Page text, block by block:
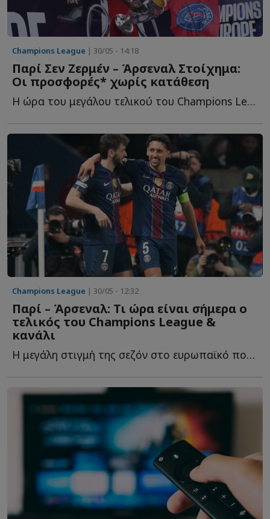
Champions League | 30/05 - 14:18
Παρί Σεν Ζερμέν – Άρσεναλ Στοίχημα:
Οι προσφορές* χωρίς κατάθεση
Η ώρα του μεγάλου τελικού του Champions League στην Puskas Arena τ...
Champions League | 30/05 - 12:32
Παρί – Άρσεναλ: Τι ώρα είναι σήμερα ο
τελικός του Champions League &
κανάλι
Η μεγάλη στιγμή της σεζόν στο ευρωπαϊκό ποδόσφαιρο έ...